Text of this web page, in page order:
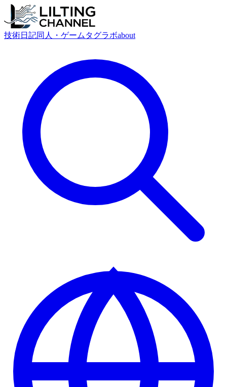
技術日記同人・ゲーム タグラボabout